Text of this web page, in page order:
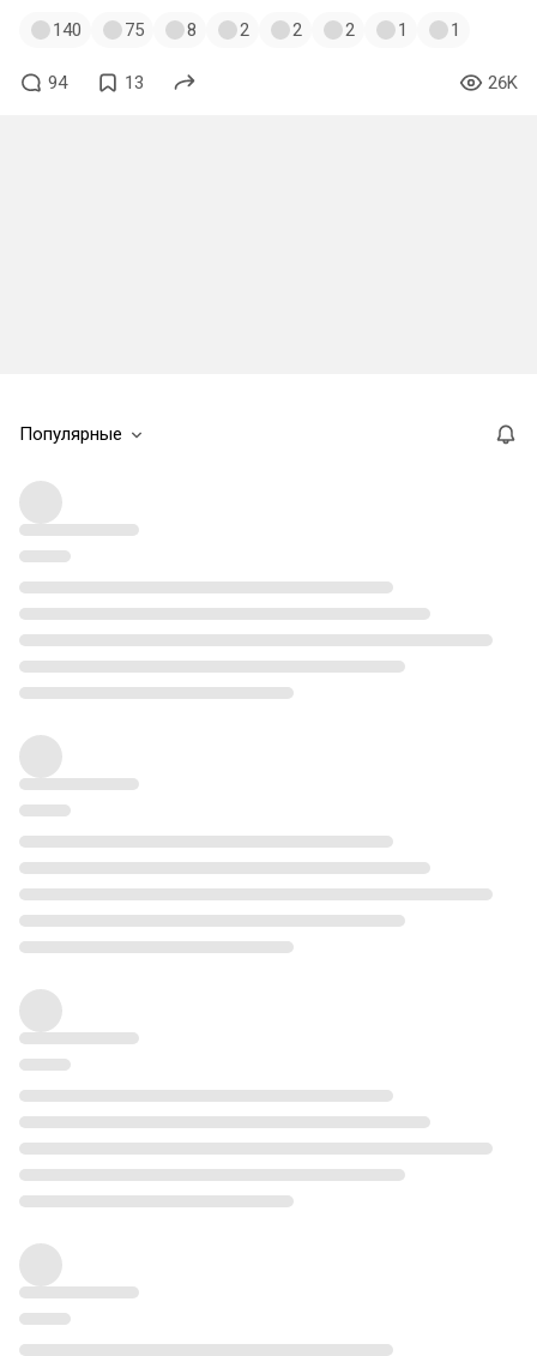
140 75 8 2 2 2 1 1
94 13 26K
Популярные